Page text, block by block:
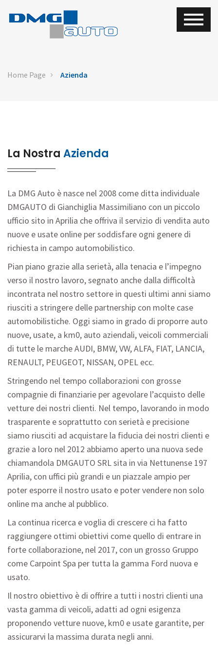
Home Page Azienda
La Nostra Azienda
La DMG Auto è nasce nel 2008 come ditta individuale
DMGAUTO di Gianchiglia Massimiliano con un piccolo
ufficio sito in Aprilia che offriva il servizio di vendita auto
nuove e usate online per soddisfare ogni genere di
richiesta in campo automobilistico.
Pian piano grazie alla serietà, alla tenacia e l’impegno
verso il nostro lavoro, segnato anche dalla difficoltà
incontrata nel nostro settore in questi ultimi anni siamo
riusciti a stringere delle partnership con molte case
automobilistiche. Oggi siamo in grado di proporre auto
nuove, usate, a km0, auto aziendali, veicoli commerciali
di tutte le marche AUDI, BMW, VW, ALFA, FIAT, LANCIA,
RENAULT, PEUGEOT, NISSAN, OPEL ecc.
Stringendo nel tempo collaborazioni con grosse
compagnie di finanziarie per agevolare l’acquisto delle
vetture dei nostri clienti. Nel tempo, lavorando in modo
trasparente e soprattutto con serietà e precisione
siamo riusciti ad acquistare la fiducia dei nostri clienti e
grazie a loro nel 2012 abbiamo aperto una nuova sede
chiamandola DMGAUTO SRL sita in via Nettunense 197
Aprilia, con uffici più grandi e un piazzale ampio per
poter esporre il nostro usato e poter vendere non solo
online ma anche al pubblico.
La continua ricerca e voglia di crescere ci ha fatto
raggiungere ottimi obiettivi come quello di entrare in
forte collaborazione, nel 2017, con un grosso Gruppo
come Carpoint Spa per tutta la gamma Ford nuova e
usato.
Il nostro obiettivo è di offrire a tutti i nostri clienti una
vasta gamma di veicoli, adatti ad ogni esigenza
proponendo vetture nuove, km0 e usate garantite, per
assicurarvi la massima durata negli anni.